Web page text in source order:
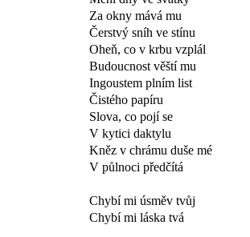
Za okny mává mu
Čerstvý sníh ve stínu
Oheň, co v krbu vzplál
Budoucnost věští mu
Ingoustem plním list
Čistého papíru
Slova, co pojí se
V kytici daktylu
Kněz v chrámu duše mé
V půlnoci předčítá
Chybí mi úsměv tvůj
Chybí mi láska tvá